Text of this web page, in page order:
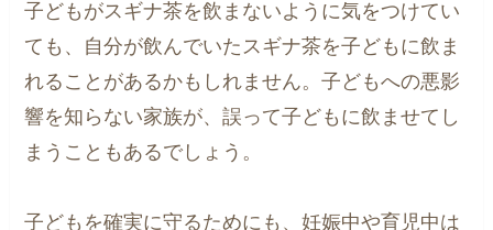
子どもがスギナ茶を飲まないように気をつけてい
ても、自分が飲んでいたスギナ茶を子どもに飲ま
れることがあるかもしれません。子どもへの悪影
響を知らない家族が、誤って子どもに飲ませてし
まうこともあるでしょう。
子どもを確実に守るためにも、妊娠中や育児中は